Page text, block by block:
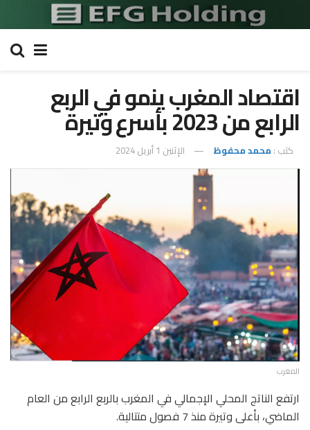
اقتصاد المغرب ينمو في الربع
الرابع من 2023 بأسرع وتيرة
كتب : محمد محفوظ الإثنين 1 أبريل 2024
المغرب
ارتفع الناتج المحلي الإجمالي في المغرب بالربع الرابع من العام
الماضي، بأعلى وتيرة منذ 7 فصول متتالية.